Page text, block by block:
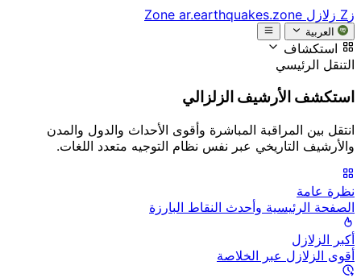
زZ زلازل Zone ar.earthquakes.zone
العربية
استكشاف
التنقل الرئيسي
استكشف الأرشيف الزلزالي
انتقل بين المراقبة المباشرة وأقوى الأحداث والدول والمدن
والأرشيف التاريخي عبر نفس نظام التوجيه متعدد اللغات.
نظرة عامة
الصفحة الرئيسية وأحدث النقاط البارزة
أكبر الزلازل
أقوى الزلازل عبر الخلاصة